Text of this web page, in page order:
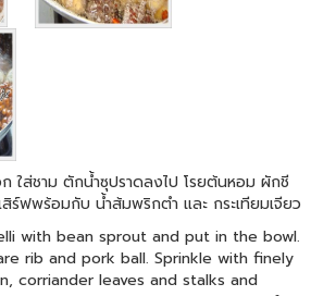
ใส่ชาม ตักน้ำซุปราดลงไป โรยต้นหอม ผักชี
ร์ฟพร้อมกับ น้ำส้มพริกตำ และ กระเทียมเจียว
with bean sprout and put in the bowl.
rib and pork ball. Sprinkle with finely
corriander leaves and stalks and